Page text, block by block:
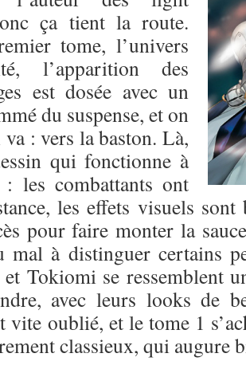
ça tient la route.
tome, l’univers
l’apparition des
est dosée avec un
du suspense, et on
: vers la baston. Là,
qui fonctionne à
les combattants ont
les effets visuels sont
pour faire monter la
mal à distinguer certains
Tokiomi se ressemblent
avec leurs looks de
vite oublié, et le tome 1
classieux, qui augure